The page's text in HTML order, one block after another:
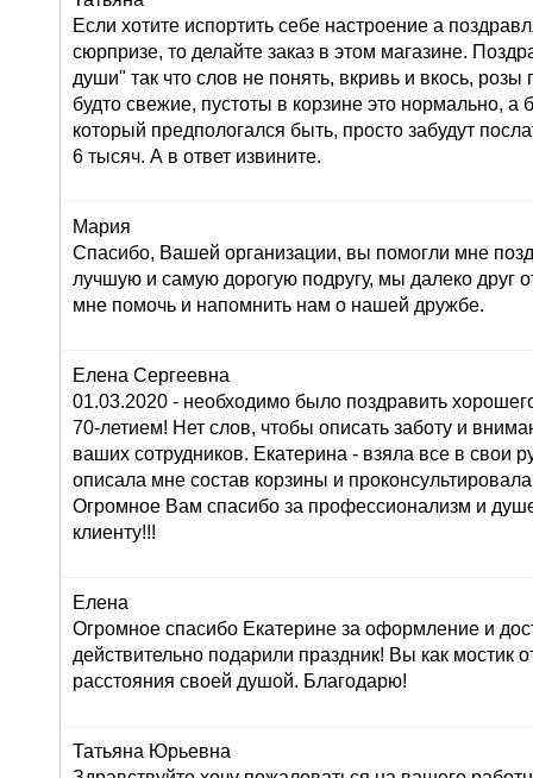
Если хотите испортить себе настроение а
сюрпризе, то делайте заказ в этом магазине.
души" так что слов не понять, вкривь и вкось, розы
будто свежие, пустоты в корзине это нормально, а
который предпологался быть, просто забудут
6 тысяч. А в ответ извините.
Мария
Спасибо, Вашей организации, вы помогли мне
лучшую и самую дорогую подругу, мы далеко друг
мне помочь и напомнить нам о нашей дружбе.
Елена Сергеевна
01.03.2020 - необходимо было поздравить
70-летием! Нет слов, чтобы описать заботу и
ваших сотрудников. Екатерина - взяла все в свои
описала мне состав корзины и
Огромное Вам спасибо за профессионализм и
клиенту!!!
Елена
Огромное спасибо Екатерине за оформление и
действительно подарили праздник! Вы как мостик
расстояния своей душой. Благодарю!
Татьяна Юрьевна